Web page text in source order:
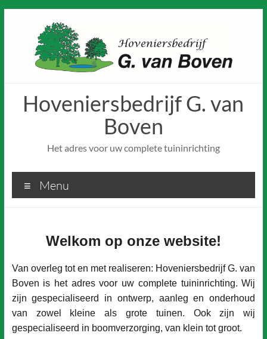
Hoveniersbedrijf G. van
Boven
Het adres voor uw complete tuininrichting
Menu
Welkom op onze website!
Van overleg tot en met realiseren: Hoveniersbedrijf G. van
Boven is het adres voor uw complete tuininrichting. Wij
zijn gespecialiseerd in ontwerp, aanleg en onderhoud
van zowel kleine als grote tuinen. Ook zijn wij
gespecialiseerd in boomverzorging, van klein tot groot.